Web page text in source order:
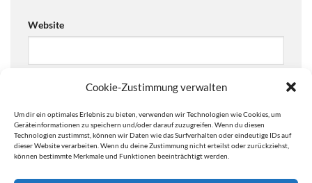
Cookie-Zustimmung verwalten
Um dir ein optimales Erlebnis zu bieten, verwenden wir Technologien wie Cookies, um
Geräteinformationen zu speichern und/oder darauf zuzugreifen. Wenn du diesen
Technologien zustimmst, können wir Daten wie das Surfverhalten oder eindeutige IDs auf
dieser Website verarbeiten. Wenn du deine Zustimmung nicht erteilst oder zurückziehst,
können bestimmte Merkmale und Funktionen beeinträchtigt werden.
Website
Ja, füge mich zu der Mailingliste hinzu!
Are you human? Please solve: